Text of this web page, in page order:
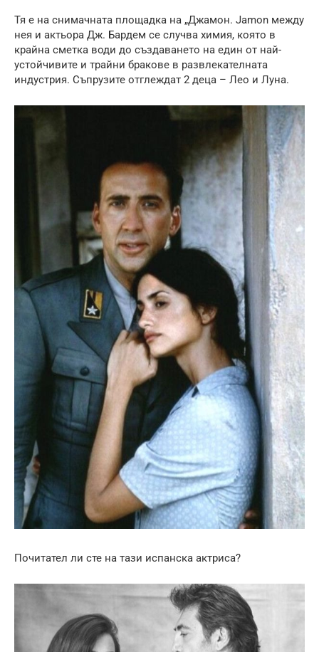
Тя е на снимачната площадка на „Джамон. Jamon между
нея и актьора Дж. Бардем се случва химия, която в
крайна сметка води до създаването на един от най-
устойчивите и трайни бракове в развлекателната
индустрия. Съпрузите отглеждат 2 деца – Лео и Луна.
Почитател ли сте на тази испанска актриса?